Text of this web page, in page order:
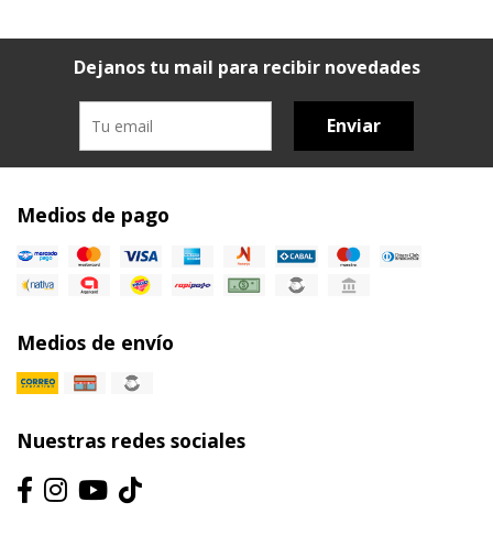
Dejanos tu mail para recibir novedades
Enviar
Medios de pago
Medios de envío
Nuestras redes sociales